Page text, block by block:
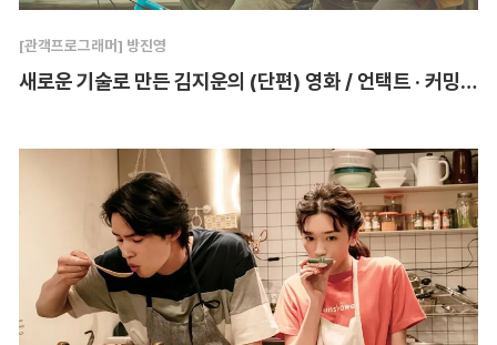
[관객프로그래머] 방진영
새로운 기술로 만든 김지운의 (단편) 영화 / 언택트 · 커밍아웃